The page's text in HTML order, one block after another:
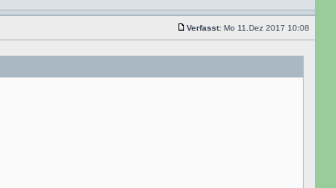
Verfasst: Mo 11.Dez 2017 10:08